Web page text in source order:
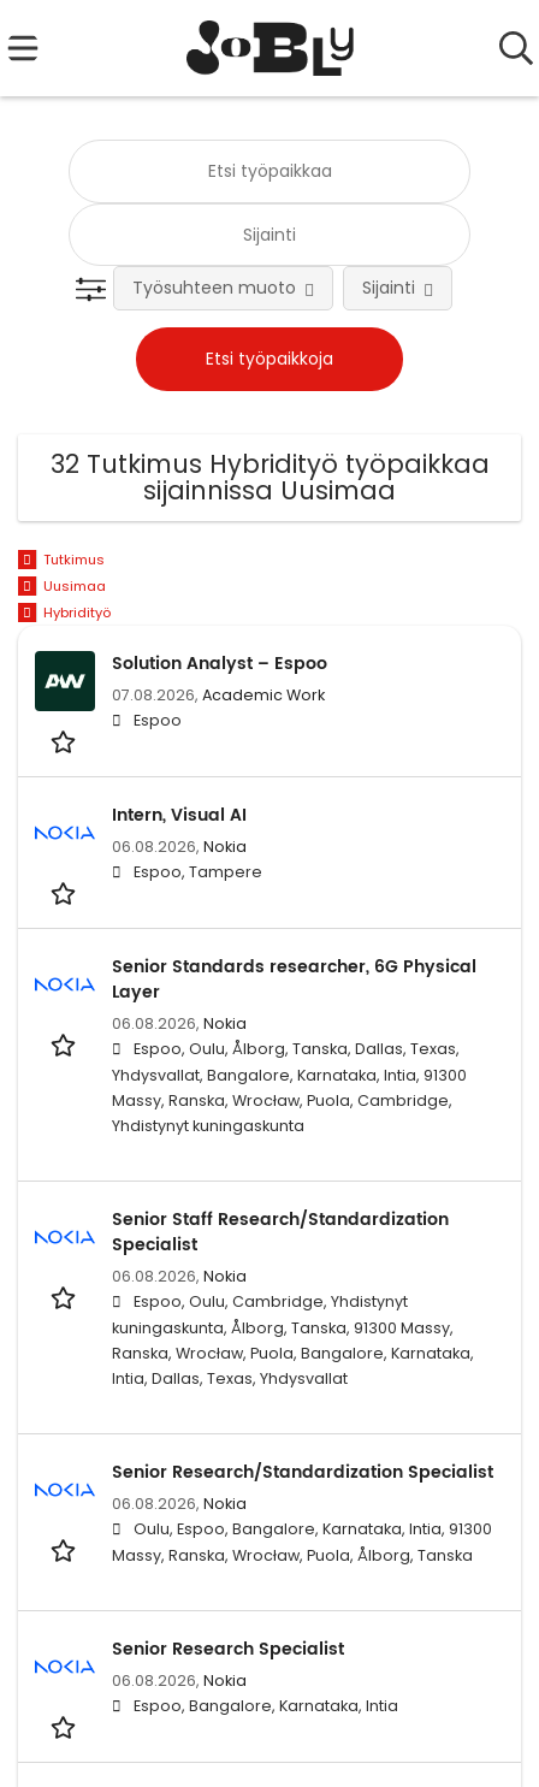
Työsuhteen muoto Sijainti
32 Tutkimus Hybridityö työpaikkaa
sijainnissa Uusimaa
Tutkimus
Uusimaa
Hybridityö
Solution Analyst – Espoo
07.08.2026, Academic Work
Espoo
Intern, Visual AI
06.08.2026, Nokia
Espoo, Tampere
Senior Standards researcher, 6G Physical
Layer
06.08.2026, Nokia
Espoo, Oulu, Ålborg, Tanska, Dallas, Texas,
Yhdysvallat, Bangalore, Karnataka, Intia, 91300
Massy, Ranska, Wrocław, Puola, Cambridge,
Yhdistynyt kuningaskunta
Senior Staff Research/Standardization
Specialist
06.08.2026, Nokia
Espoo, Oulu, Cambridge, Yhdistynyt
kuningaskunta, Ålborg, Tanska, 91300 Massy,
Ranska, Wrocław, Puola, Bangalore, Karnataka,
Intia, Dallas, Texas, Yhdysvallat
Senior Research/Standardization Specialist
06.08.2026, Nokia
Oulu, Espoo, Bangalore, Karnataka, Intia, 91300
Massy, Ranska, Wrocław, Puola, Ålborg, Tanska
Senior Research Specialist
06.08.2026, Nokia
Espoo, Bangalore, Karnataka, Intia